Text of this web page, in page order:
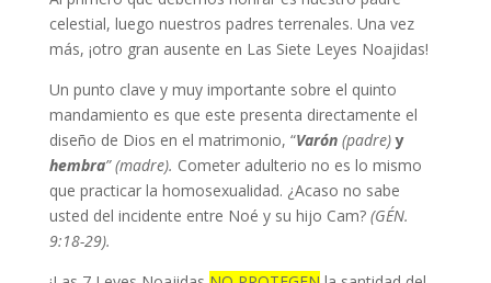
celestial, luego nuestros padres terrenales. Una vez
más, ¡otro gran ausente en Las Siete Leyes Noajidas!
Un punto clave y muy importante sobre el quinto
mandamiento es que este presenta directamente el
diseño de Dios en el matrimonio, “Varón(padre) y
hembra” (madre). Cometer adulterio no es lo mismo
que practicar la homosexualidad. ¿Acaso no sabe
usted del incidente entre Noé y su hijo Cam?(GÉN.
9:18-29).